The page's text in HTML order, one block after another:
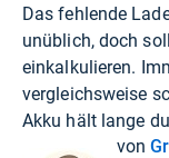
Das fehlende
unüblich, doch
einkalkulieren.
vergleichsweise
Akku hält lange
von